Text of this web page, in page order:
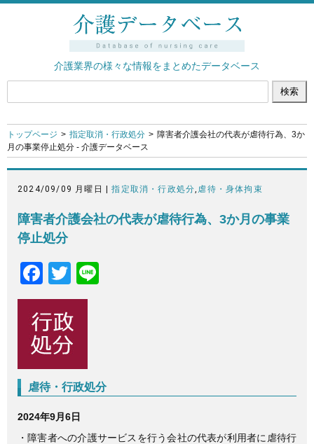
介護業界の様々な情報をまとめたデータベース
トップページ 指定取消・行政処分
障害者介護会社の代表が虐待行為、3か
月の事業停止処分 - 介護データベース
2024/09/09 月曜日 |指定取消・行政処分, 虐待・身体拘束
障害者介護会社の代表が虐待行為、3か月の事業
停止処分
F
a
c
e
b
o
o
k
T
wi
tt
er
虐待・行政処分
2024年9月6日
・障害者への介護サービスを行う会社の代表が利用者に虐待行